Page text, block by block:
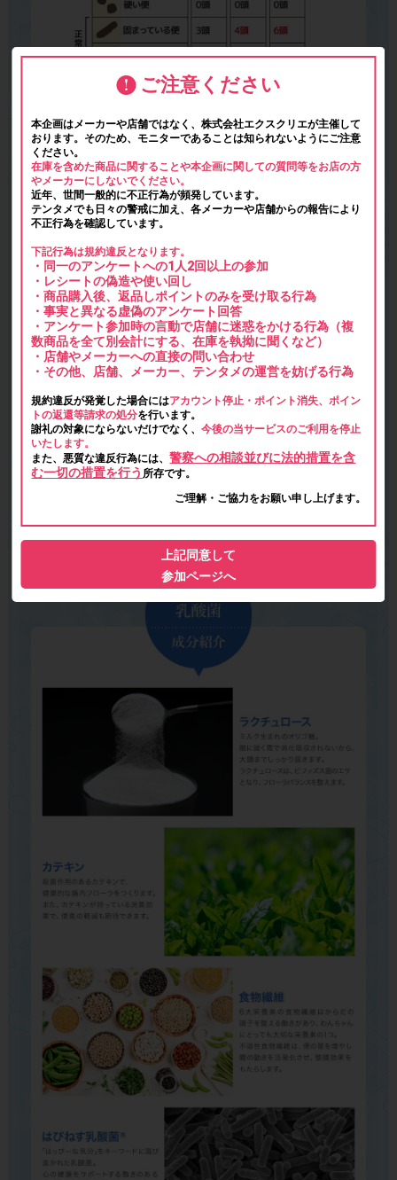
ご注意ください
本企画はメーカーや店舗ではなく、株式会社エクスクリエが主催して
おります。そのため、モニターであることは知られないようにご注意
ください。
在庫を含めた商品に関することや本企画に関しての質問等をお店の方
やメーカーにしないでください。
近年、世間一般的に不正行為が頻発しています。
テンタメでも日々の警戒に加え、各メーカーや店舗からの報告により
不正行為を確認しています。
下記行為は規約違反となります。
・同一のアンケートへの1人2回以上の参加
・レシートの偽造や使い回し
・商品購入後、返品しポイントのみを受け取る行為
・事実と異なる虚偽のアンケート回答
・アンケート参加時の言動で店舗に迷惑をかける行為（複
数商品を全て別会計にする、在庫を執拗に聞くなど）
・店舗やメーカーへの直接の問い合わせ
・その他、店舗、メーカー、テンタメの運営を妨げる行為
規約違反が発覚した場合にはアカウント停止・ポイント消失、ポイン
トの返還等請求の処分を行います。
謝礼の対象にならないだけでなく、今後の当サービスのご利用を停止
いたします。
また、悪質な違反行為には、警察への相談並びに法的措置を含
む一切の措置を行う 所存です。
ご理解・ご協力をお願い申し上げます。
上記同意して
参加ページへ